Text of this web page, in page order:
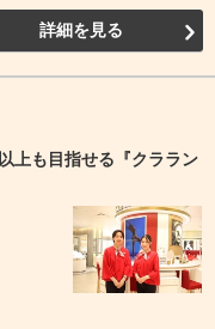
詳細を見る
上も目指せる『クララン